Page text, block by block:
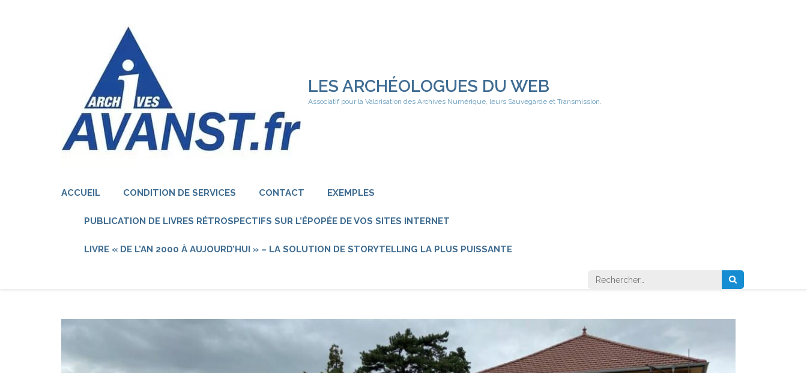
LES ARCHÉOLOGUES DU WEB
Associatif pour la Valorisation des Archives Numérique, leurs Sauvegarde et Transmission.
ACCUEIL CONDITION DE SERVICES CONTACT EXEMPLES
PUBLICATION DE LIVRES RÉTROSPECTIFS SUR L’ÉPOPÉE DE VOS SITES INTERNET
LIVRE « DE L’AN 2000 À AUJOURD’HUI » – LA SOLUTION DE STORYTELLING LA PLUS PUISSANTE
Rechercher :